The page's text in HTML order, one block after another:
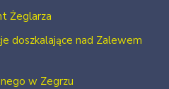
Żeglarza
doszkalające nad Zalewem
w Zegrzu